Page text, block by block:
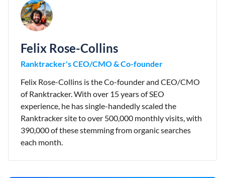
Felix Rose-Collins
Ranktracker's CEO/CMO & Co-founder
Felix Rose-Collins is the Co-founder and CEO/CMO
of Ranktracker. With over 15 years of SEO
experience, he has single-handedly scaled the
Ranktracker site to over 500,000 monthly visits, with
390,000 of these stemming from organic searches
each month.